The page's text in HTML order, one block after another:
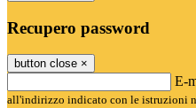
Recupero password
button close ×
E-
all'indirizzo indicato con le istruzioni